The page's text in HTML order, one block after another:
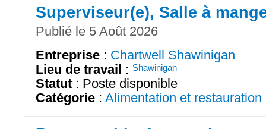
Superviseur(e), Salle à
Publié le 5 Août 2026
Entreprise : Chartwell Shawinigan
Lieu de travail : Shawinigan
Statut : Poste disponible
Catégorie : Alimentation et restauration